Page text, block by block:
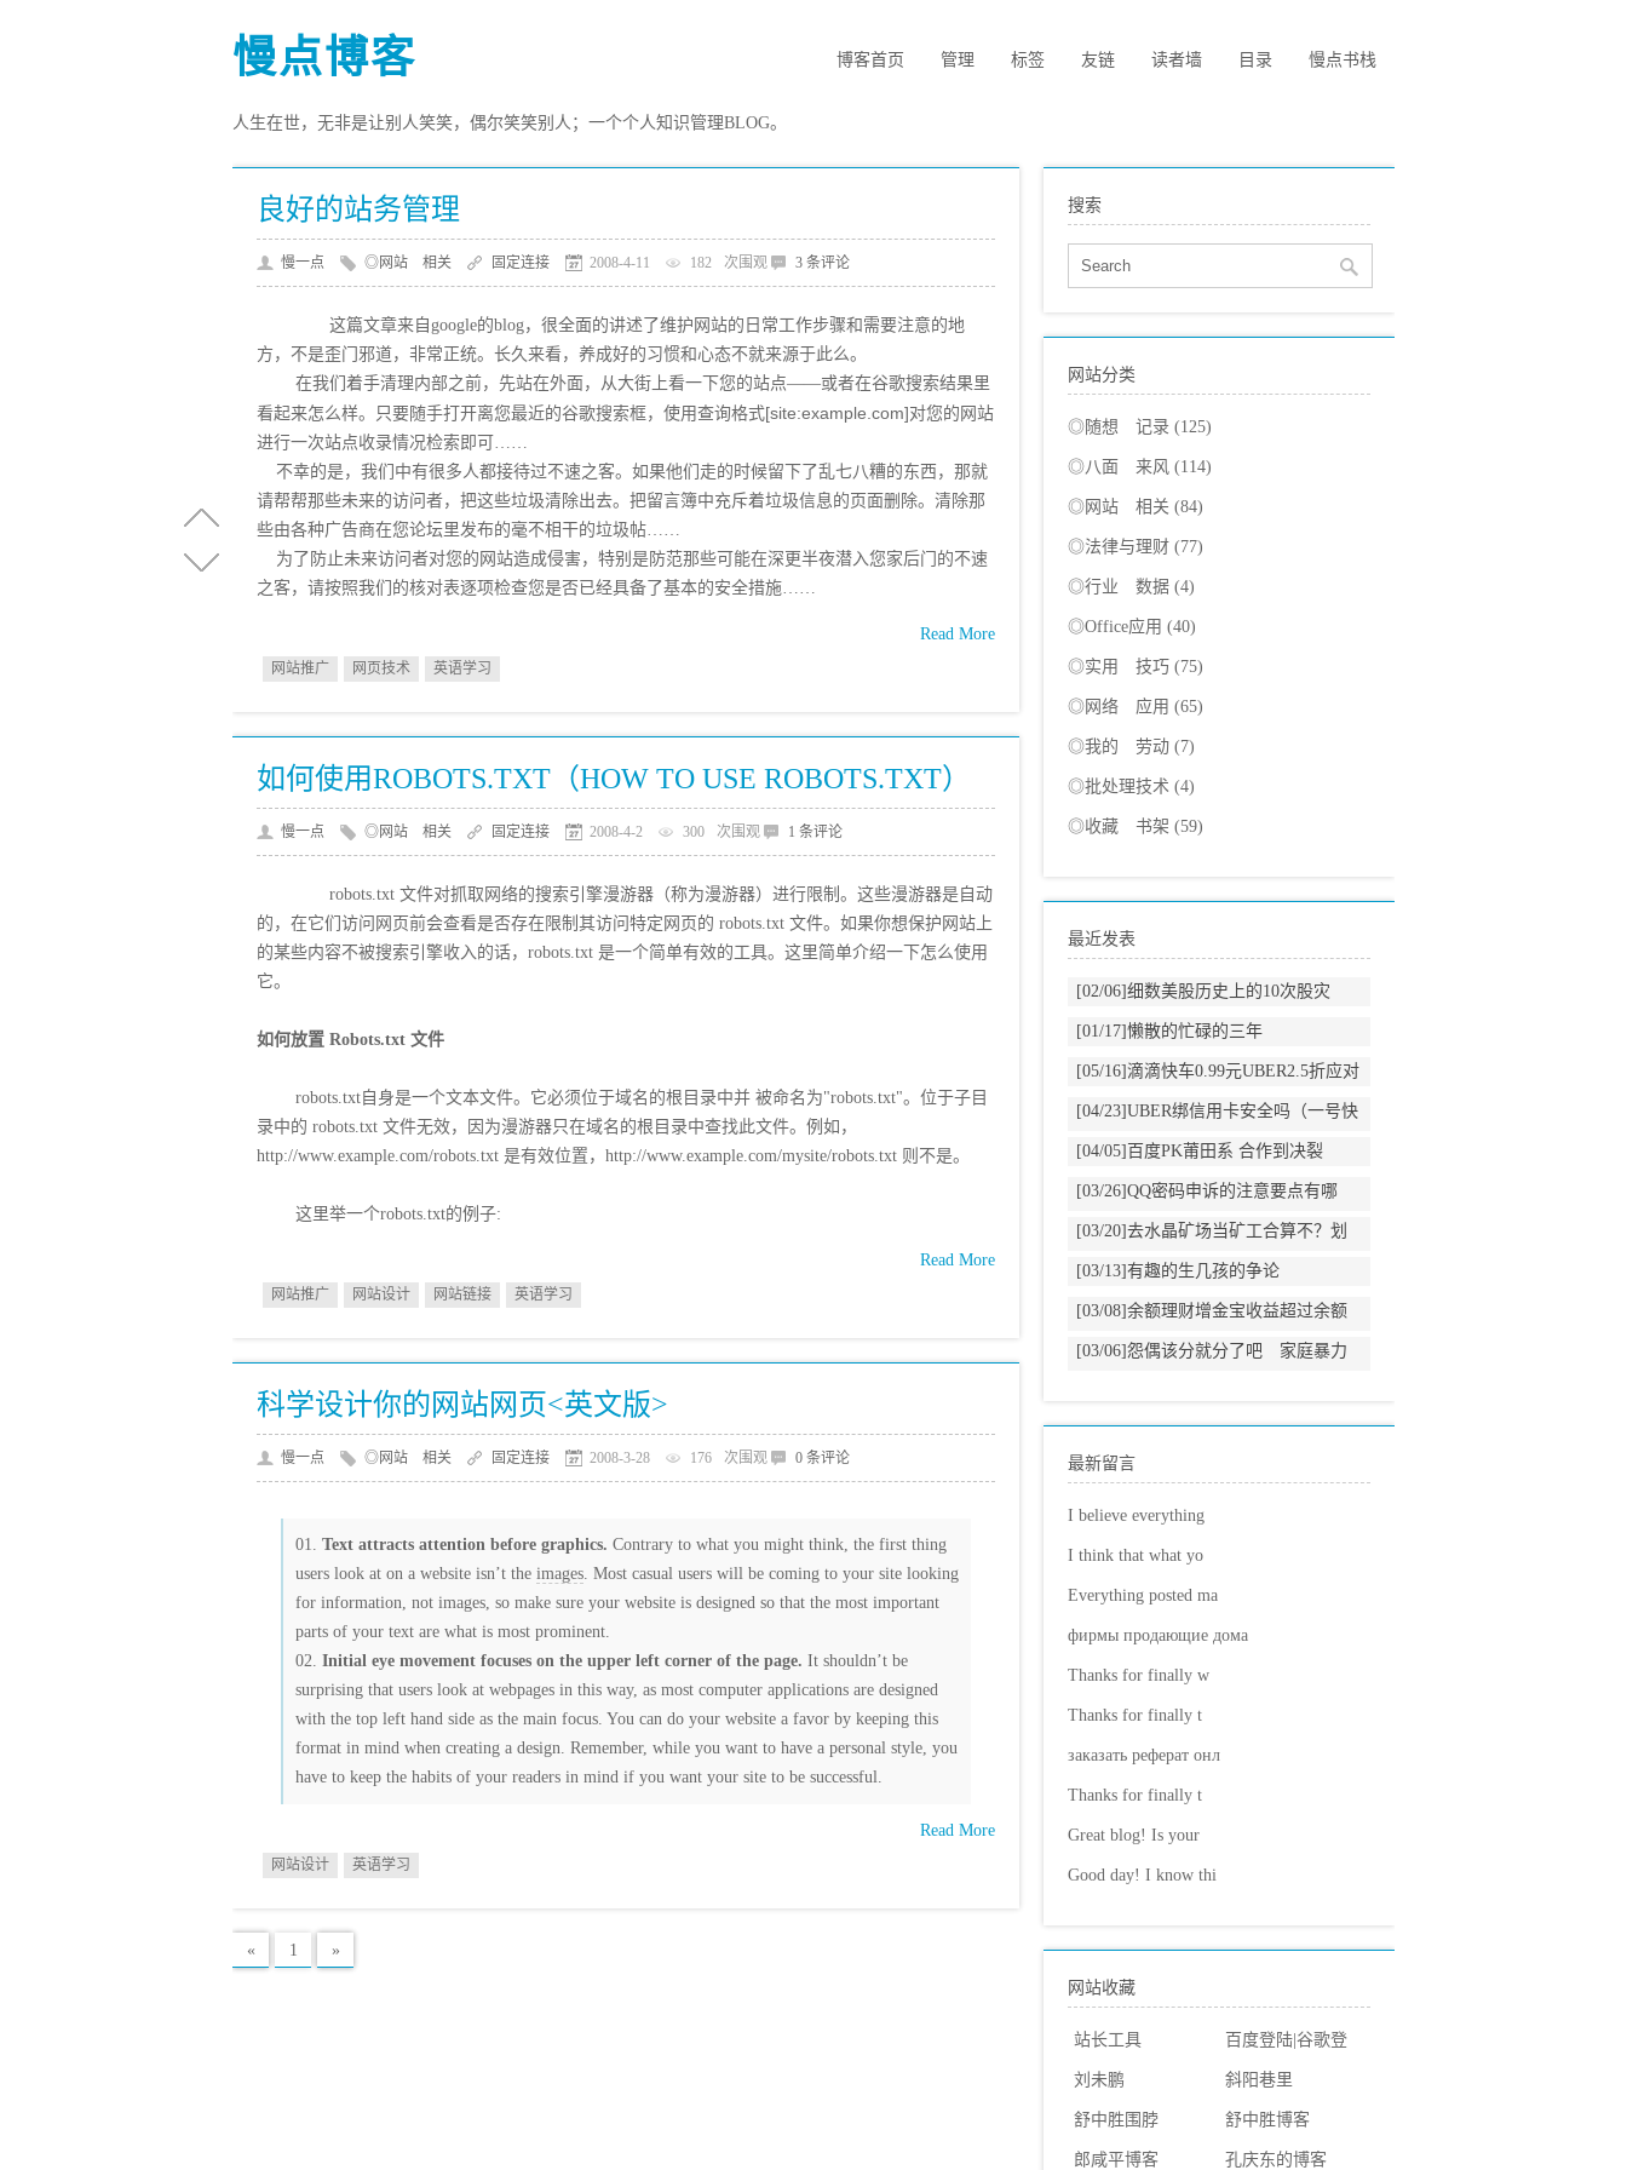
慢点博客
人生在世，无非是让别人笑笑，偶尔笑笑别人；一个个人知识管理BLOG。
博客首页 管理 标签 友链 读者墙 目录 慢点书栈
良好的站务管理
慢一点 ◎网站 相关 固定连接 2008-4-11 182 次围观 3 条评论
这篇文章来自google的blog，很全面的讲述了维护网站的日常工作步骤和需要注意的地
方，不是歪门邪道，非常正统。长久来看，养成好的习惯和心态不就来源于此么。
在我们着手清理内部之前，先站在外面 ， 从大街上看一下您的站点——或者在谷歌搜索结果里
看起来怎么样。只要随手打开离您最近的谷歌搜索框， 使用查询格式[site:example.com]对您的网站
进行一次站点收录情况检索即可……
不幸的是，我们中有很多人都接待过不速之客。如果他们走的时候留下了乱七八糟的东西，那就
请帮帮那些未来的访问者，把这些垃圾清除出去。把留言簿中充斥着垃圾信息的页面删除。清除那
些由各种广告商在您论坛里发布的毫不相干的垃圾帖……
为了防止未来访问者对您的网站造成侵害，特别是防范那些可能在深更半夜潜入您家后门的不速
之客，请按照我们的核对表逐项检查您是否已经具备了基本的安全措施……
Read More
网站推广 网页技术 英语学习
如何使用ROBOTS.TXT（HOW TO USE ROBOTS.TXT）
慢一点 ◎网站 相关 固定连接 2008-4-2 300 次围观 1 条评论
robots.txt 文件对抓取网络的搜索引擎漫游器（称为漫游器）进行限制。这些漫游器是自动
的，在它们访问网页前会查看是否存在限制其访问特定网页的 robots.txt 文件。如果你想保护网站上
的某些内容不被搜索引擎收入的话，robots.txt 是一个简单有效的工具。这里简单介绍一下怎么使用
它。
如何放置 Robots.txt 文件
robots.txt自身是一个文本文件。它必须位于域名的根目录中并 被命名为"robots.txt"。位于子目
录中的 robots.txt 文件无效，因为漫游器只在域名的根目录中查找此文件。例如，
http://www.example.com/robots.txt 是有效位置，http://www.example.com/mysite/robots.txt 则不是。
这里举一个robots.txt的例子:
Read More
网站推广 网站设计 网站链接 英语学习
科学设计你的网站网页<英文版>
慢一点 ◎网站 相关 固定连接 2008-3-28 176 次围观 0 条评论
Text attracts attention before graphics. Contrary to what you might think, the first thing
users look at on a website isn’t the images. Most casual users will be coming to your site looking
for information, not images, so make sure your website is designed so that the most important
parts of your text are what is most prominent.
Initial eye movement focuses on the upper left corner of the page. It shouldn’t be
surprising that users look at webpages in this way, as most computer applications are designed
with the top left hand side as the main focus. You can do your website a favor by keeping this
format in mind when creating a design. Remember, while you want to have a personal style, you
have to keep the habits of your readers in mind if you want your site to be successful.
Read More
网站设计 英语学习
« 1 »
搜索
网站分类
◎随想 记录 (125)
◎八面 来风 (114)
◎网站 相关 (84)
◎法律与理财 (77)
◎行业 数据 (4)
◎Office应用 (40)
◎实用 技巧 (75)
◎网络 应用 (65)
◎我的 劳动 (7)
◎批处理技术 (4)
◎收藏 书架 (59)
最近发表
[02/06]细数美股历史上的10次股灾
[01/17]懒散的忙碌的三年
[05/16]滴滴快车0.99元UBER2.5折应对
[04/23]UBER绑信用卡安全吗（一号快
车和UBER使用感受）
[04/05] 百度PK莆田系 合作到决裂
[03/26]QQ密码申诉的注意要点有哪
些？
[03/20]去水晶矿场当矿工合算不？划
算不？
[03/13]有趣的生几孩的争论
[03/08]余额理财增金宝收益超过余额
宝
[03/06]怨偶该分就分了吧 家庭暴力
最新留言
I believe everything
I think that what yo
Everything posted ma
фирмы продающие дома
Thanks for finally w
Thanks for finally t
заказать реферат онл
Thanks for finally t
Great blog! Is your
Good day! I know thi
网站收藏
站长工具 百度登陆 谷歌登
陆
刘未鹏 斜阳巷里
舒中胜围脖 舒中胜博客
郎咸平博客 孔庆东的博客